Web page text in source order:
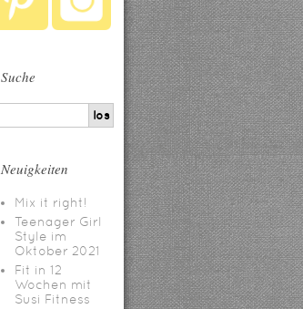
Suche
Neuigkeiten
Mix it right!
Teenager Girl
Style im
Oktober 2021
Fit in 12
Wochen mit
Susi Fitness